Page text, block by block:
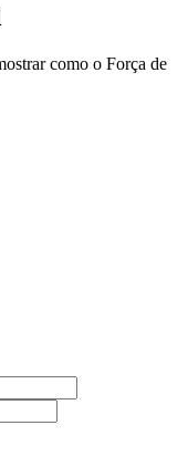
como o Força de